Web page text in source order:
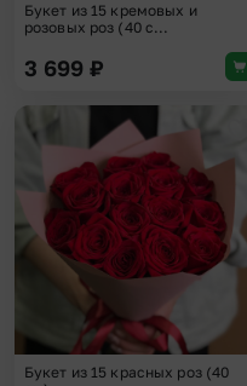
Букет из 15 кремовых и
розовых роз (40 с...
3 699 ₽
Букет из 15 красных роз (40